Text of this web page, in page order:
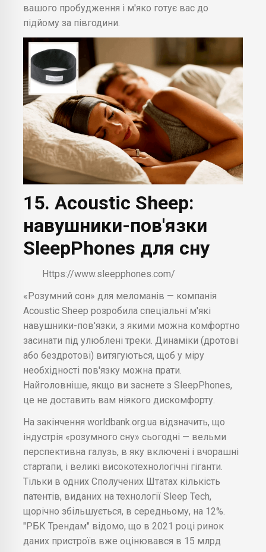
вашого пробудження і м'яко готує вас до
підйому за півгодини.
15. Acoustic Sheep:
навушники-пов'язки
SleepPhones для сну
Https://www.sleepphones.com/
«Розумний сон» для меломанів — компанія
Acoustic Sheep розробила спеціальні м'які
навушники-пов'язки, з якими можна комфортно
засинати під улюблені треки. Динаміки (дротові
або бездротові) витягуються, щоб у міру
необхідності пов'язку можна прати.
Найголовніше, якщо ви заснете з SleepPhones,
це не доставить вам ніякого дискомфорту.
На закінчення worldbank.org.ua відзначить, що
індустрія «розумного сну» сьогодні — вельми
перспективна галузь, в яку включені і вчорашні
стартапи, і великі високотехнологічні гіганти.
Тільки в одних Сполучених Штатах кількість
патентів, виданих на технології Sleep Tech,
щорічно збільшується, в середньому, на 12%.
"РБК Трендам" відомо, що в 2021 році ринок
даних пристроїв вже оцінювався в 15 млрд